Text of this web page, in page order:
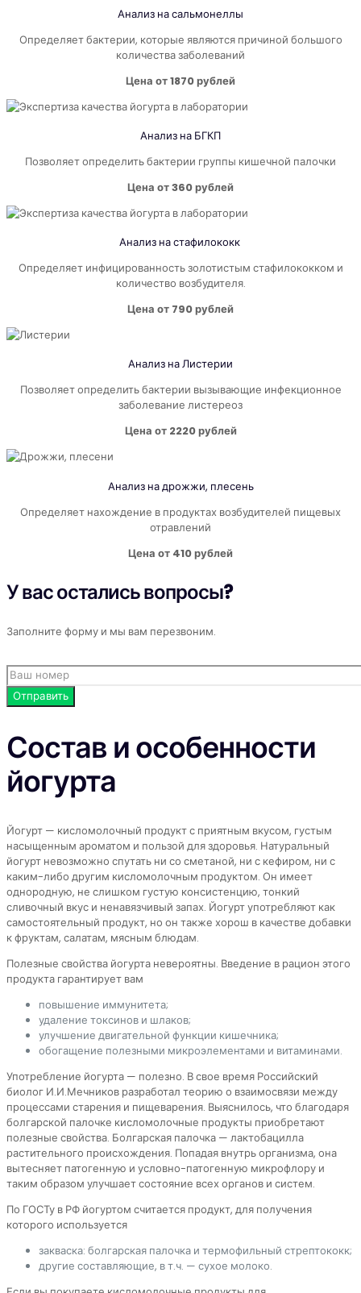
Анализ насальмонеллы
Определяет бактерии, которые являются причиной большого
количества заболеваний
Цена от 1870 рублей
Анализ на БГКП
Позволяет определить бактерии группы кишечной палочки
Цена от 360 рублей
Анализ настафилококк
Определяет инфицированность золотистым стафилококком и
количество возбудителя.
Цена от 790 рублей
Анализ на Листерии
Позволяет определить бактерии вызывающие инфекционное
заболевание листереоз
Цена от 2220 рублей
Анализ на дрожжи, плесень
Определяет нахождение в продуктах возбудителей пищевых
отравлений
Цена от 410 рублей
У вас остались вопросы?
Заполните форму и мы вам перезвоним.
Состав и особенности
йогурта
Йогурт — кисломолочный продукт с приятным вкусом, густым
насыщенным ароматом и пользой для здоровья. Натуральный
йогурт невозможно спутать ни со сметаной, ни с кефиром, ни с
каким-либо другим кисломолочным продуктом. Он имеет
однородную, не слишком густую консистенцию, тонкий
сливочный вкус и ненавязчивый запах. Йогурт употребляют как
самостоятельный продукт, но он также хорош в качестве добавки
к фруктам, салатам, мясным блюдам.
Полезные свойства йогурта невероятны. Введение в рацион этого
продукта гарантирует вам
повышение иммунитета;
удаление токсинов и шлаков;
улучшение двигательной функции кишечника;
обогащение полезными микроэлементами и витаминами.
Употребление йогурта — полезно. В свое время Российский
биолог И.И.Мечников разработал теорию о взаимосвязи между
процессами старения и пищеварения. Выяснилось, что благодаря
болгарской палочке кисломолочные продукты приобретают
полезные свойства. Болгарская палочка — лактобацилла
растительного происхождения. Попадая внутрь организма, она
вытесняет патогенную и условно-патогенную микрофлору и
таким образом улучшает состояние всех органов и систем.
По ГОСТу в РФ йогуртом считается продукт, для получения
которого используется
закваска: болгарская палочка и термофильный стрептококк;
другие составляющие, в т.ч. — сухое молоко.